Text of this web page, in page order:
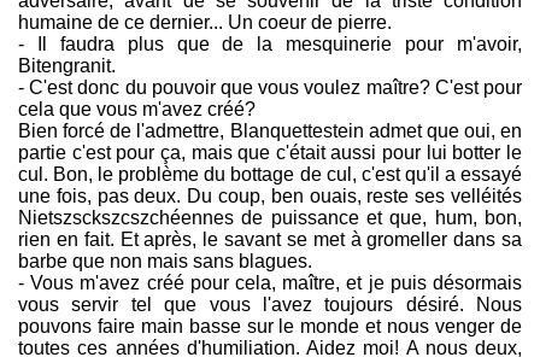
humaine de ce dernier... Un coeur de pierre.
- Il faudra plus que de la mesquinerie pour m'avoir,
Bitengranit.
- C'est donc du pouvoir que vous voulez maître? C'est pour
cela que vous m'avez créé?
Bien forcé de l'admettre, Blanquettestein admet que oui, en
partie c'est pour ça, mais que c'était aussi pour lui botter le
cul. Bon, le problème du bottage de cul, c'est qu'il a essayé
une fois, pas deux. Du coup, ben ouais, reste ses velléités
Nietszsckszcszchéennes de puissance et que, hum, bon,
rien en fait. Et après, le savant se met à gromeller dans sa
barbe que non mais sans blagues.
- Vous m'avez créé pour cela, maître, et je puis désormais
vous servir tel que vous l'avez toujours désiré. Nous
pouvons faire main basse sur le monde et nous venger de
toutes ces années d'humiliation. Aidez moi! A nous deux,